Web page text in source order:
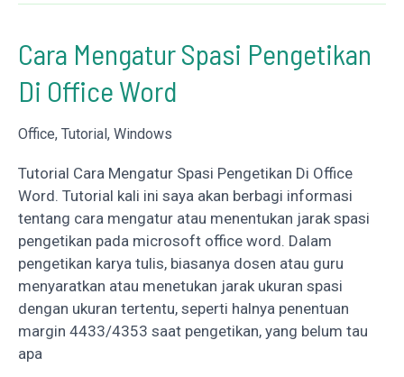
Window
Cara Mengatur Spasi Pengetikan
Di Office Word
Office, Tutorial , Windows
Tutorial Cara Mengatur Spasi Pengetikan Di Office
Word. Tutorial kali ini saya akan berbagi informasi
tentang cara mengatur atau menentukan jarak spasi
pengetikan pada microsoft office word. Dalam
pengetikan karya tulis, biasanya dosen atau guru
menyaratkan atau menetukan jarak ukuran spasi
dengan ukuran tertentu, seperti halnya penentuan
margin 4433/4353 saat pengetikan, yang belum tau
apa